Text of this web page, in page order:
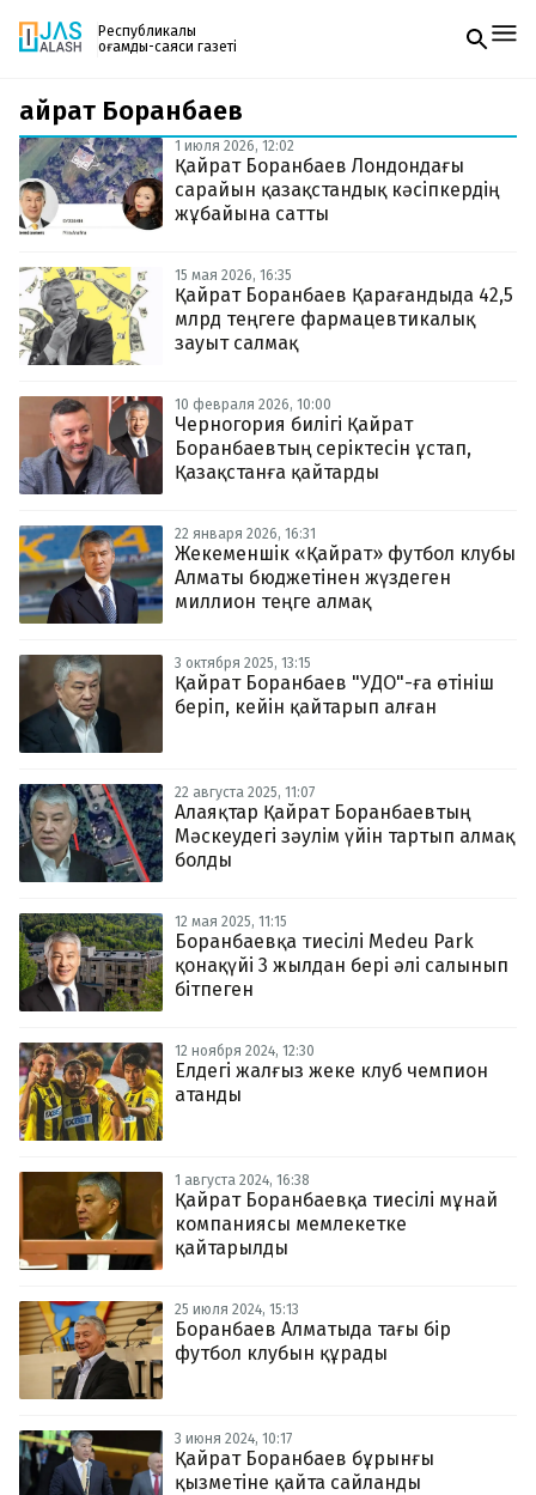
Республикалық
қоғамдық-саяси газеті
Жаңалықтар
Спорт
Live
Руханият
Аймақ
Архив
Заң және тәртіп
Редакциямен байланыс
+7 708 604 51 06
Жарнама бөлімі
Пошта
zhasalash100@gmail.com
Газетке жазылу
PDF форматтағы газетті ай сайын электронды
поштаңызға алып отырыңыз. Жаңа нөмір
шыққан сәтте сізге бірден жіберіледі. Тек email
Қайрат Боранбаев
1 июля 2026, 12:02
Қайрат Боранбаев Лондондағы
сарайын қазақстандық кәсіпкердің
жұбайына сатты
15 мая 2026, 16:35
Қайрат Боранбаев Қарағандыда 42,5
млрд теңгеге фармацевтикалық
зауыт салмақ
10 февраля 2026, 10:00
Черногория билігі Қайрат
Боранбаевтың серіктесін ұстап,
Қазақстанға қайтарды
22 января 2026, 16:31
Жекеменшік «Қайрат» футбол клубы
Алматы бюджетінен жүздеген
миллион теңге алмақ
3 октября 2025, 13:15
Қайрат Боранбаев "УДО"-ға өтініш
беріп, кейін қайтарып алған
22 августа 2025, 11:07
Алаяқтар Қайрат Боранбаевтың
Мәскеудегі зәулім үйін тартып алмақ
болды
12 мая 2025, 11:15
Боранбаевқа тиесілі Medeu Park
қонақүйі 3 жылдан бері әлі салынып
бітпеген
12 ноября 2024, 12:30
Елдегі жалғыз жеке клуб чемпион
атанды
1 августа 2024, 16:38
Қайрат Боранбаевқа тиесілі мұнай
компаниясы мемлекетке
қайтарылды
25 июля 2024, 15:13
Боранбаев Алматыда тағы бір
футбол клубын құрады
3 июня 2024, 10:17
Қайрат Боранбаев бұрынғы
қызметіне қайта сайланды